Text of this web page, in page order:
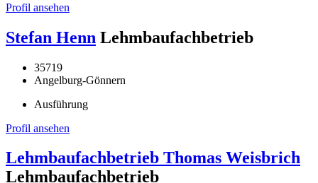
Profil ansehen
Stefan Henn Lehmbaufachbetrieb
35719
Angelburg-Gönnern
Ausführung
Profil ansehen
Lehmbaufachbetrieb Thomas Weisbrich
Lehmbaufachbetrieb